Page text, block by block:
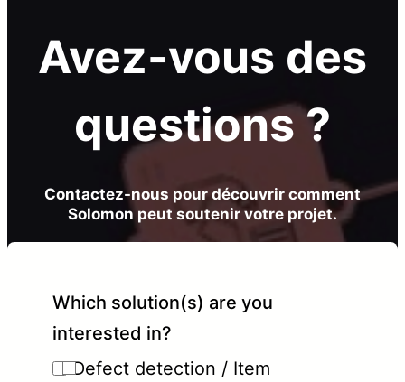
Avez-vous des
questions ?
Contactez-nous pour découvrir comment
Solomon peut soutenir votre projet.
Which solution(s) are you
interested in?
Defect detection / Item